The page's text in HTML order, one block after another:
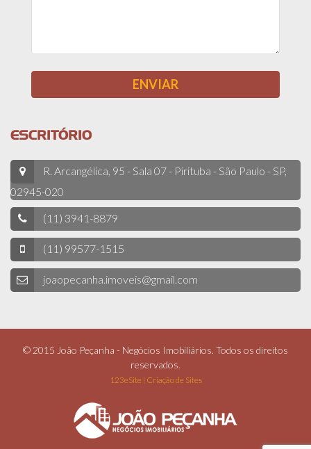
ESCRITÓRIO
R. Arcangélica, 95 - Sala 07 - Pirituba - São Paulo - SP,
02945-020
(11) 3941-8879
(11) 99577-1515
joaopecanha.imoveis@gmail.com
© 2015 João Peçanha - Negócios Imobiliários. Todos os direitos
reservados.
123eSite | Criação de Sites